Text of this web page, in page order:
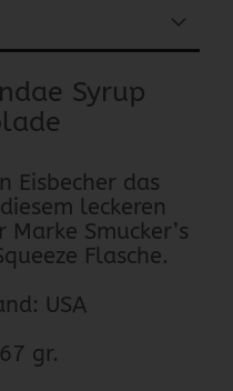
Syrup
Eisbecher das
leckeren
Smucker’s
Flasche.
USA
gr.